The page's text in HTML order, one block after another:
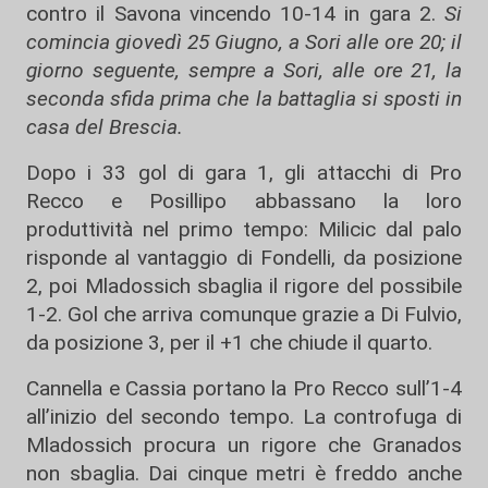
contro il Savona vincendo 10-14 in gara 2. Si
comincia giovedì 25 Giugno, a Sori alle ore 20; il
giorno seguente, sempre a Sori, alle ore 21, la
seconda sfida prima che la battaglia si sposti in
casa del Brescia.
Dopo i 33 gol di gara 1, gli attacchi di Pro
Recco e Posillipo abbassano la loro
produttività nel primo tempo: Milicic dal palo
risponde al vantaggio di Fondelli, da posizione
2, poi Mladossich sbaglia il rigore del possibile
1-2. Gol che arriva comunque grazie a Di Fulvio,
da posizione 3, per il +1 che chiude il quarto.
Cannella e Cassia portano la Pro Recco sull’1-4
all’inizio del secondo tempo. La controfuga di
Mladossich procura un rigore che Granados
non sbaglia. Dai cinque metri è freddo anche